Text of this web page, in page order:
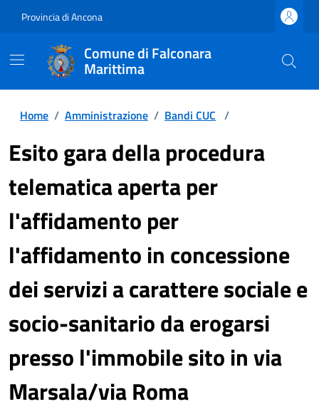
Provincia di Ancona
Comune di Falconara
Marittima
Home / Amministrazione / Bandi CUC /
Esito gara della procedura
telematica aperta per
l'affidamento per
l'affidamento in concessione
dei servizi a carattere sociale e
socio-sanitario da erogarsi
presso l'immobile sito in via
Marsala/via Roma